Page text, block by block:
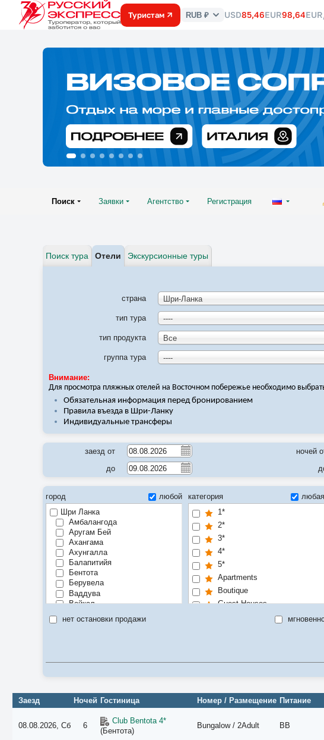
Туристам
Курс
RUB ₽ USD85,46EUR98,64
Поиск Заявки Агентство Регистрация
Поиск тура Отели Экскурсионные туры
страна Шри-Ланка
тип тура ----
тип продукта Все
группа тура ----
Внимание:
Для просмотра пляжных отелей на Восточном побережье необходимо
Обязательная информация перед бронированием
Правила въезда в Шри-Ланку
Индивидуальные трансферы
заезд от ночей
до
город
любой
Шри Ланка
Амбалангода
Аругам Бей
Ахангама
Ахунгалла
Балапитийя
Бентота
Берувела
Ваддува
Вайкал
Велигама
Индурува
Калутара
Канди
Коломбо
категория
любая
1*
2*
3*
4*
5*
Apartments
Boutique
Guest Houses
Рекомендуем
Цена/качество
нет остановки продажи
Заезд Ночей Гостиница Номер / Размещение Питание
08.08.2026, Сб 6
Club Bentota 4*
(Бентота)
Bungalow / 2Adult BB